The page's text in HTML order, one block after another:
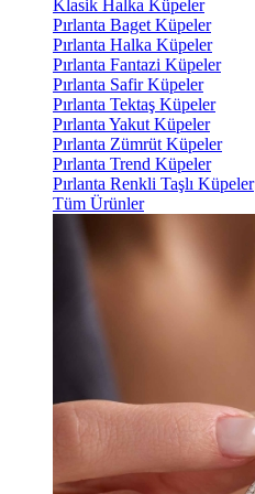
Klasik Halka Küpeler
Pırlanta Baget Küpeler
Pırlanta Halka Küpeler
Pırlanta Fantazi Küpeler
Pırlanta Safir Küpeler
Pırlanta Tektaş Küpeler
Pırlanta Yakut Küpeler
Pırlanta Zümrüt Küpeler
Pırlanta Trend Küpeler
Pırlanta Renkli Taşlı Küpeler
Tüm Ürünler